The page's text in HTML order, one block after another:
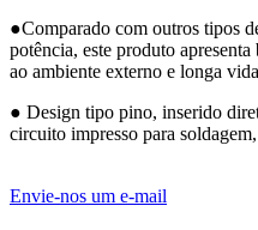
●Comparado com outros tipos
potência, este produto
ao ambiente externo e longa
● Design tipo pino, inserido
circuito impresso para
Envie-nos um e-mail